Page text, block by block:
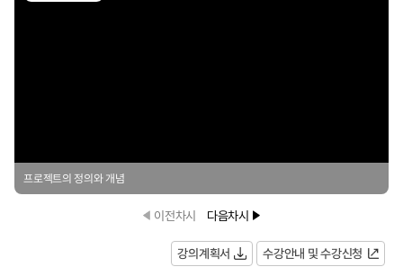
프로젝트의 정의와 개념
이전차시 다음차시
강의계획서
수강안내 및 수강신청